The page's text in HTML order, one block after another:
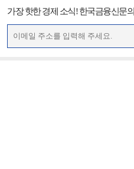
가장 핫한 경제 소식! 한국금융신문의